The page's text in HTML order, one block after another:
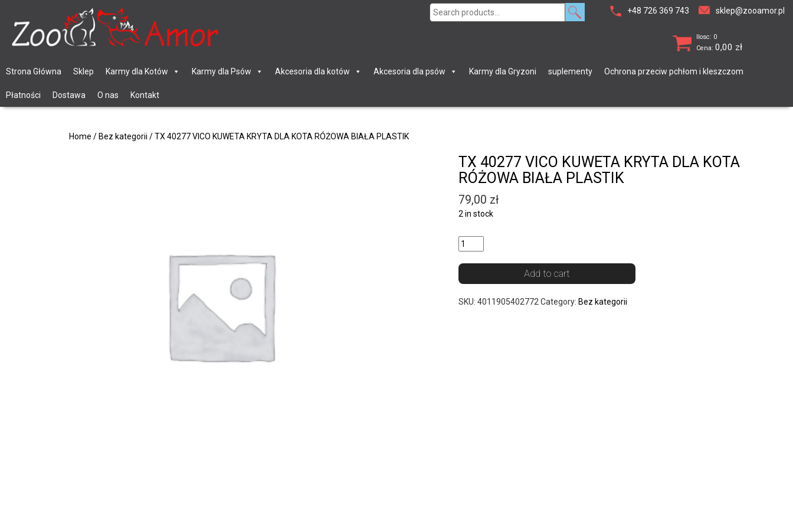
+48 726 369 743 sklep@zooamor.pl
Search
Ilosc: 0
Cena: 0,00 zł
Strona Główna Sklep Karmy dla Kotów Karmy dla Psów Akcesoria dla kotów Akcesoria dla psów Karmy dla Gryzoni suplementy Ochrona przeciw pchłom i kleszczom
Płatności Dostawa O nas Kontakt
Home / Bez kategorii / TX 40277 VICO KUWETA KRYTA DLA KOTA RÓŻOWA BIAŁA PLASTIK
TX 40277 VICO KUWETA KRYTA DLA KOTA
RÓŻOWA BIAŁA PLASTIK
79,00 zł
2 in stock
Add to cart
SKU: 4011905402772 Category: Bez kategorii